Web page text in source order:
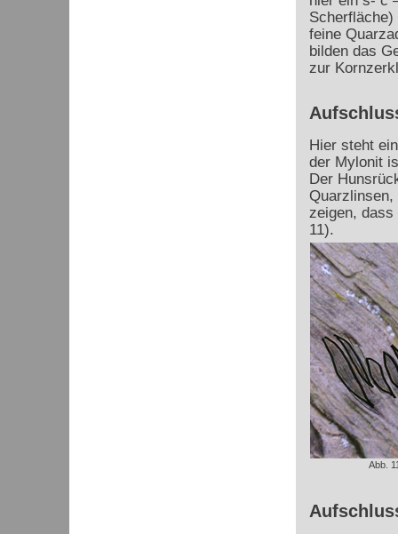
feine
bilden das
zur
Hier steht
der Mylonit
Der
zeigen,
11).
Abb.